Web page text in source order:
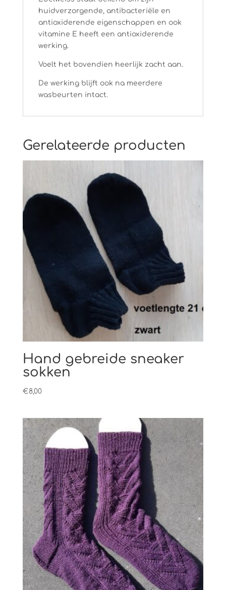
huidverzorgende, antibacteriële en
antioxiderende eigenschappen en ook
vitamine E heeft een antioxiderende
werking.
Voelt het bovendien heerlijk zacht aan.
De werking blijft ook na meerdere
wasbeurten intact.
Gerelateerde producten
Hand gebreide sneaker
sokken
€8,00